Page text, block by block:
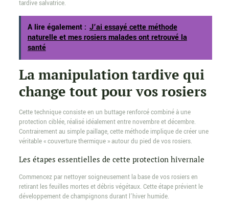
tardive salvatrice.
A lire également : J’ai essayé cette méthode
naturelle et mes rosiers malades ont retrouvé la
santé
La manipulation tardive qui
change tout pour vos rosiers
Cette technique consiste en un buttage renforcé combiné à une
protection ciblée, réalisé idéalement entre novembre et décembre.
Contrairement au simple paillage, cette méthode implique de créer une
véritable « couverture thermique » autour du pied de vos rosiers.
Les étapes essentielles de cette protection hivernale
Commencez par nettoyer soigneusement la base de vos rosiers en
retirant les feuilles mortes et débris végétaux. Cette étape prévient le
développement de champignons durant l’hiver humide.